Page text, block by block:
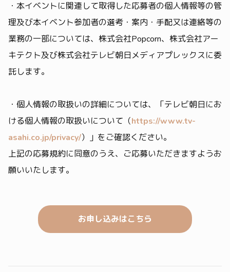
・本イベントに関連して取得した応募者の個人情報等の管
理及び本イベント参加者の選考・案内・手配又は連絡等の
業務の一部については、株式会社Popcorn、株式会社アー
キテクト及び株式会社テレビ朝日メディアプレックスに委
託します。
・個人情報の取扱いの詳細については、「テレビ朝日にお
ける個人情報の取扱いについて（https://www.tv-
asahi.co.jp/privacy/）」をご確認ください。
上記の応募規約に同意のうえ、ご応募いただきますようお
願いいたします。
お申し込みはこちら